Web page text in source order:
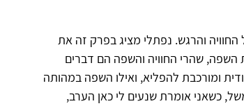
והרגש. נפתלי מציג בפרק זה את
השפה, שהרי החוויה והשפה הם דברים
ומורכבת להפליא, ואילו השפה במהותה
כשאני אומרת שנעים לי כאן הערב,